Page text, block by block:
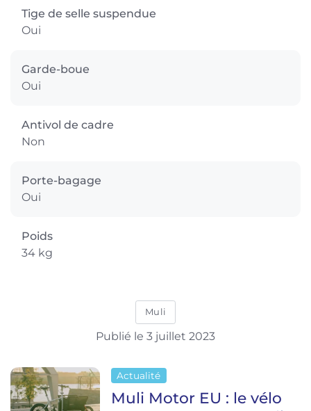
Tige de selle suspendue
Oui
Garde-boue
Oui
Antivol de cadre
Non
Porte-bagage
Oui
Poids
34 kg
Muli
Publié le 3 juillet 2023
Actualité
Muli Motor EU : le vélo